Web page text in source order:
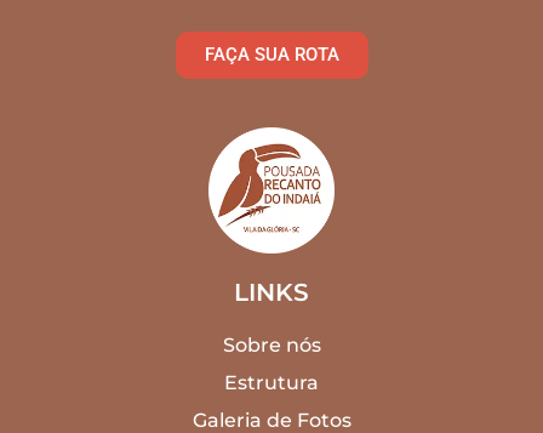
FAÇA SUA ROTA
LINKS
Sobre nós
Estrutura
Galeria de Fotos